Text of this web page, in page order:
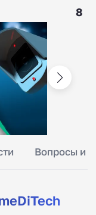
Вопросы и
8